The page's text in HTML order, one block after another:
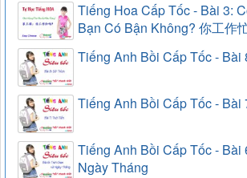
Tiếng Hoa Cấp Tốc - Bài 3:
Bạn Có Bận Không? 你工作
Tiếng Anh Bồi Cấp Tốc - Bài
Tiếng Anh Bồi Cấp Tốc - Bài
Tiếng Anh Bồi Cấp Tốc - Bài
Ngày Tháng